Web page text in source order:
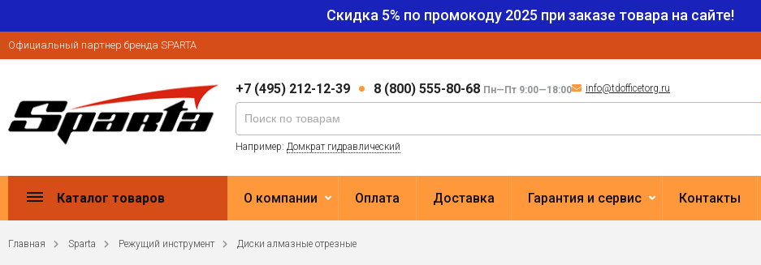
Скидка 5% по промокоду 2025 при заказе товара на сайте!
Официальный партнер бренда SPARTA
+7 (495) 212-12-39 8 (800) 555-80-68 Пн—Пт 9:00—18:00 info@tdofficetorg.ru
Например: Домкрат гидравлический
Каталог товаров О компании Оплата Доставка Гарантия и сервис Контакты
Главная Sparta Режущий инструмент Диски алмазные отрезные